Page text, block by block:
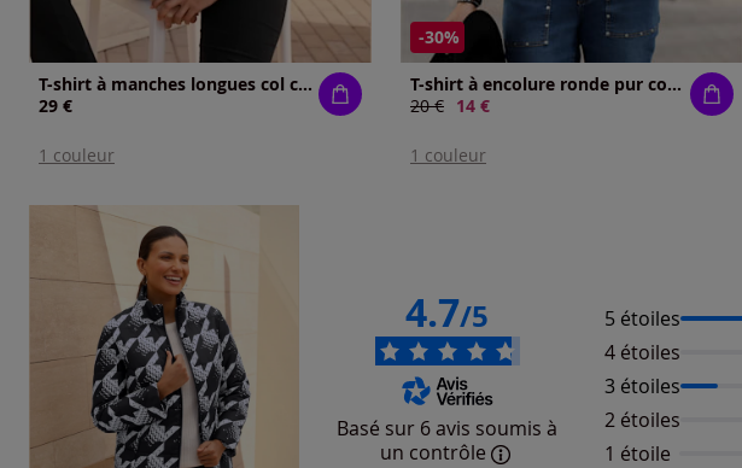
T-shirt à manches longues col chemise ouvert
29 €
1 couleur
-30%
T-shirt à encolure ronde pur coton
Ancien prix :
20 € Nouveau prix :
14 €
1 couleur
4.7/5
Basé sur 6 avis soumis à
un contrôle
5 étoiles
4 étoiles
3 étoiles
2 étoiles
1 étoile